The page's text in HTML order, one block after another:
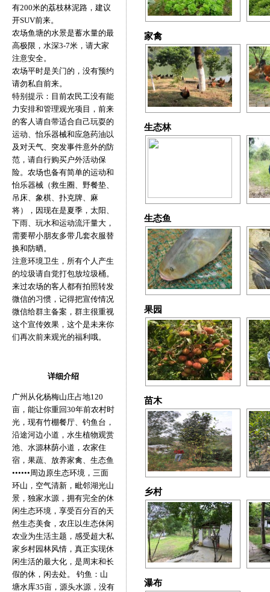
有200米的荔枝林泥路，建议
开SUV前来。
农场鱼塘的水景是蓄水量的最
高极限，水深3-7米，请大家
注意安全。
农场平时是关门的，没有预约
请勿私自前来。
特别提示：目前农民工没有能
力安排和管理观光项目，前来
的客人请自带适合自己玩耍的
运动、怡乐器械和应急药油以
及对天气、突发事件意外的防
范，请自行购买户外活动保
险。农场也备有简单的运动和
怡乐器械（救生圈、野餐垫、
吊床、象棋、扑克牌、麻
将），因现在是夏季，太阳、
下雨、玩水和运动流汗量大，
需要帮小朋友多带几套衣服替
换和防晒。
注意环境卫生，所有个人产生
的垃圾请自觉打包放垃圾桶。
来过农场的客人都有拍照转发
微信的习惯，记得把宣传情况
微信给群主备案，群主很重视
这个宣传效果，这个是未来你
们再次前来观光的福利哦。
详细介绍
广州从化杨梅山庄占地120
亩，能让你重回30年前农村时
光，现有竹棚餐厅、钓鱼台，
沿途河边小道，水生植物观赏
池、水源林荫小道，农家住
宿，果蔬、放养家禽、生态鱼
••••••周边原生态环境，三面
环山，空气清新，毗邻湖光山
景，独家水源，拥有完全的休
闲生态环境，享受百分百的天
然生态美食，农庄以生态休闲
农业为生活主题，感受超大私
家乡村园林风情，真正实现休
闲生活的最大化，是周末和长
假的休，闲去处。 钓鱼：山
塘水库35亩，源头水源，没有
家禽
生态林
生态鱼
果园
苗木
乡村
瀑布